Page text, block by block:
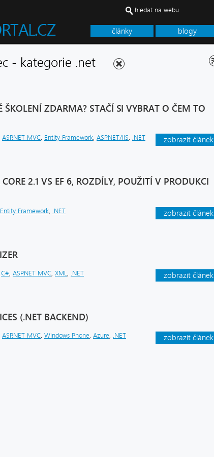
články blogy
hledat na webu
- kategorie .net
ŠKOLENÍ ZDARMA? STAČÍ SI VYBRAT O ČEM TO
zobrazit článek
ASP.NET MVC, Entity Framework, ASP.NET/IIS, .NET
2.1 VS EF 6, ROZDÍLY, POUŽITÍ V PRODUKCI
zobrazit článek
Entity Framework .NET
zobrazit článek
C# ASP.NET MVC XML .NET
(.NET BACKEND)
zobrazit článek
ASP.NET MVC, Windows Phone, Azure, .NET